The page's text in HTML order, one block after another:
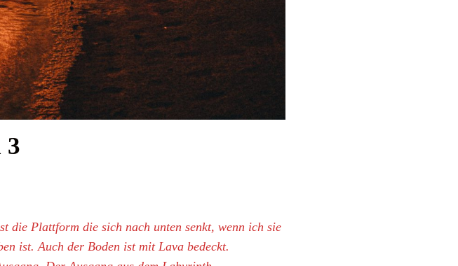
3
die Plattform die sich nach unten senkt, wenn ich sie
ist. Auch der Boden ist mit Lava bedeckt.